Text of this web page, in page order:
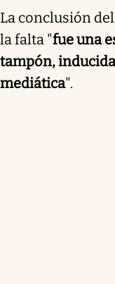
La conclusión
la falta "fue una
tampón,
mediática".